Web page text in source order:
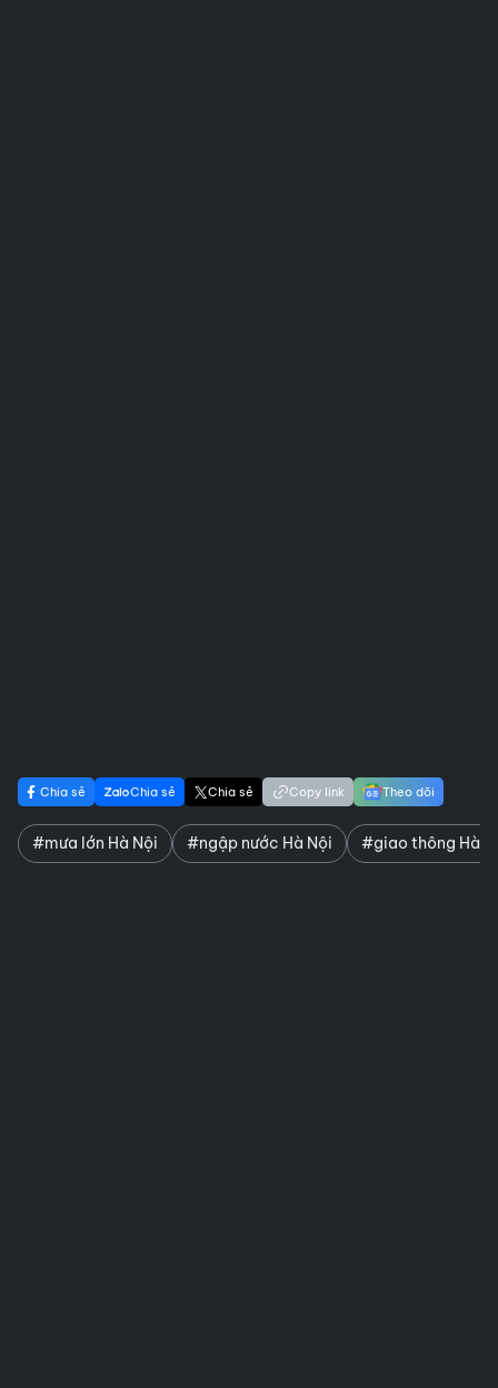
Chia sẻ Chia sẻ Chia sẻ Copy link Theo dõi
#mưa lớn Hà Nội #ngập nước Hà Nội #giao thông Hà